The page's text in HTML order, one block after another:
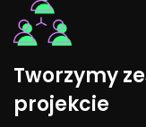
Tworzymy
projekcie